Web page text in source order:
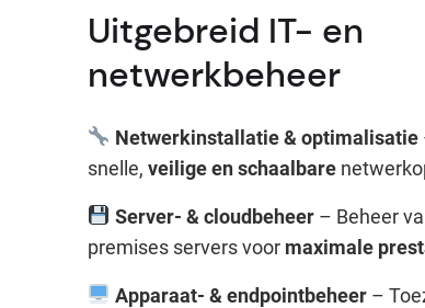
Uitgebreid IT- en
netwerkbeheer
Netwerkinstallatie & optimalisatie
snelle, veilige en schaalbare
Server- & cloudbeheer– Beheer
premises servers voor maximale
Apparaat- & endpointbeheer–